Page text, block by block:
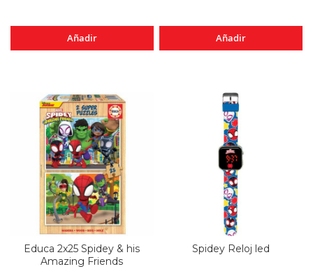
Añadir Añadir
Educa 2x25 Spidey & his
Amazing Friends
Spidey Reloj led